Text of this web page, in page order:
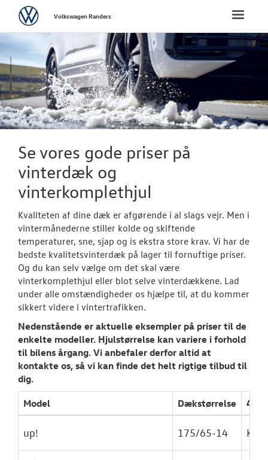
FORSIDE
NYE
NYE VAREBILER
TILBEHØR
NYHEDER
JOB OG
Toggle
VolkswagenVolkswagen Randers
Se vores gode priser på
vinterdæk og
vinterkomplethjul
Kvaliteten af dine dæk er afgørende i al slags vejr. Men i
vintermånederne stiller kolde og skiftende
temperaturer, sne, sjap og is ekstra store krav. Vi har de
bedste kvalitetsvinterdæk på lager til fornuftige priser.
Og du kan selv vælge om det skal være
vinterkomplethjul eller blot selve vinterdækkene. Lad
under alle omstændigheder os hjælpe til, at du kommer
sikkert videre i vintertrafikken.
Nedenstående er aktuelle eksempler på priser til de
enkelte modeller. Hjulstørrelse kan variere i forhold
til bilens årgang. Vi anbefaler derfor altid at
kontakte os, så vi kan finde det helt rigtige tilbud til
dig.
Model Dækstørrelse 4
up! 175/65-14 Kr.